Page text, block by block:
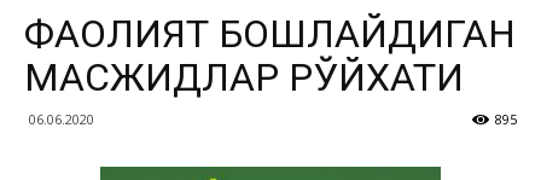
ВИЛОЯТ
ФАОЛИЯТ БОШЛАЙДИГАН
МАСЖИДЛАР РЎЙХАТИ
06.06.2020 895